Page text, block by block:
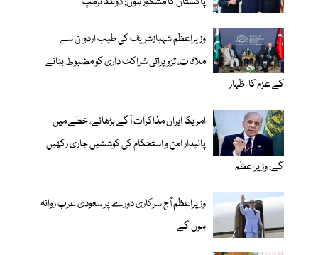
وزیراعظم شہبازشریف کی طیب اردوان سے
ملاقات، تزویراتی شراکت داری کو مضبوط بنانے
کے عزم کا اظہار
امریکا ایران مذاکرات آگے بڑھانے، خطے میں
پائیدار امن و استحکام کی کوششیں جاری رکھیں
گے: وزیراعظم
وزیراعظم آج سرکاری دورے پر سعودی عرب روانہ
ہوں گے